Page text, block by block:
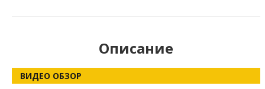
Описание
ВИДЕО ОБЗОР